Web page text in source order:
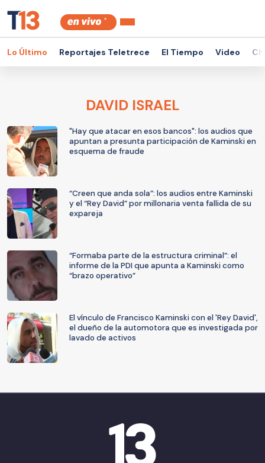
Lo Último Reportajes Teletrece El Tiempo Video
DAVID ISRAEL
"Hay que atacar en esos bancos": los audios que
apuntan a presunta participación de Kaminski en
esquema de fraude
“Creen que anda sola”: los audios entre Kaminski
y el “Rey David” por millonaria venta fallida de su
expareja
“Formaba parte de la estructura criminal”: el
informe de la PDI que apunta a Kaminski como
“brazo operativo”
El vínculo de Francisco Kaminski con el 'Rey David',
el dueño de la automotora que es investigada por
lavado de activos